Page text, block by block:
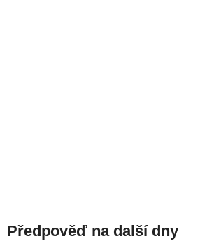
Předpověď na další dny